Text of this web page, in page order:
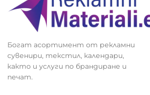
Богат асортимент от рекламни
сувенири, текстил, календари,
както и услуги по брандиране и
печат.